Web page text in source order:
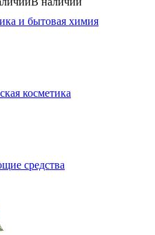
и бытовая химия
косметика
средства